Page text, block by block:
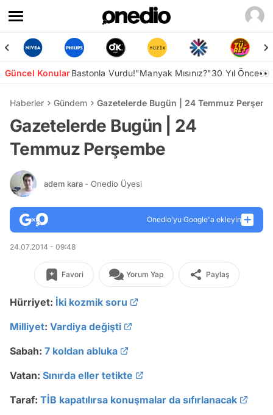
Güncel KonularBastonla Vurdu!"Manyak Mısınız?"30 Yıl Önce👀
Haberler Gündem Gazetelerde Bugün | 24 Temmuz
Gazetelerde Bugün | 24
Temmuz Perşembe
adem kara - Onedio Üyesi
Onedio’yu Google'a ekleyin
24.07.2014 - 09:48
Favori Yorum Yap Paylaş
Hürriyet: İki kozmik soru
Milliyet: Vardiya değişti
Sabah: 7 koldan abluka
Vatan: Sınırda eller tetikte
Taraf: TİB kapatılırsa konuşmalar da sıfırlanacak